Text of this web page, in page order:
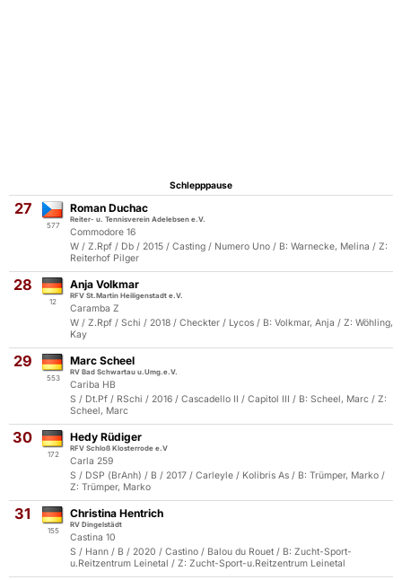
Schlepppause
27
577
Roman Duchac
Reiter- u. Tennisverein Adelebsen e.V.
Commodore 16
W / Z.Rpf / Db / 2015 / Casting / Numero Uno / B: Warnecke, Melina / Z:
Reiterhof Pilger
28
12
Anja Volkmar
RFV St.Martin Heiligenstadt e.V.
Caramba Z
W / Z.Rpf / Schi / 2018 / Checkter / Lycos / B: Volkmar, Anja / Z: Wöhling,
Kay
29
553
Marc Scheel
RV Bad Schwartau u.Umg.e.V.
Cariba HB
S / Dt.Pf / RSchi / 2016 / Cascadello II / Capitol III / B: Scheel, Marc / Z:
Scheel, Marc
30
172
Hedy Rüdiger
RFV Schloß Klosterrode e.V
Carla 259
S / DSP (BrAnh) / B / 2017 / Carleyle / Kolibris As / B: Trümper, Marko /
Z: Trümper, Marko
31
155
Christina Hentrich
RV Dingelstädt
Castina 10
S / Hann / B / 2020 / Castino / Balou du Rouet / B: Zucht-Sport-
u.Reitzentrum Leinetal / Z: Zucht-Sport-u.Reitzentrum Leinetal